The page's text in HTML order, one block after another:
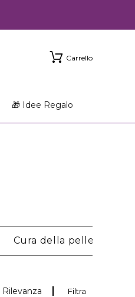
Carrello
🎁 Idee Regalo
Cura della pelle
Filtra
Rilevanza